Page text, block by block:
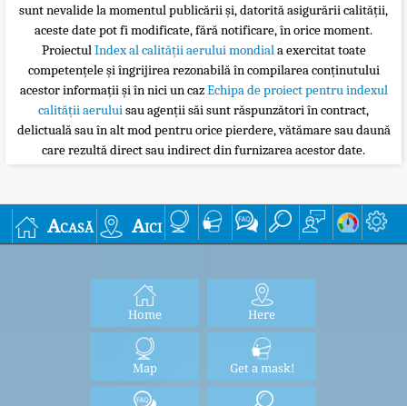
sunt nevalide la momentul publicării și, datorită asigurării calității,
aceste date pot fi modificate, fără notificare, în orice moment.
ProiectulIndex al calității aerului mondiala exercitat toate
competențele și îngrijirea rezonabilă în compilarea conținutului
acestor informații și în nici un cazEchipa de proiect pentru indexul
calității aeruluisau agenții săi sunt răspunzători în contract,
delictuală sau în alt mod pentru orice pierdere, vătămare sau daună
care rezultă direct sau indirect din furnizarea acestor date.
Acasă Aici
Home Here
Map Get a mask!